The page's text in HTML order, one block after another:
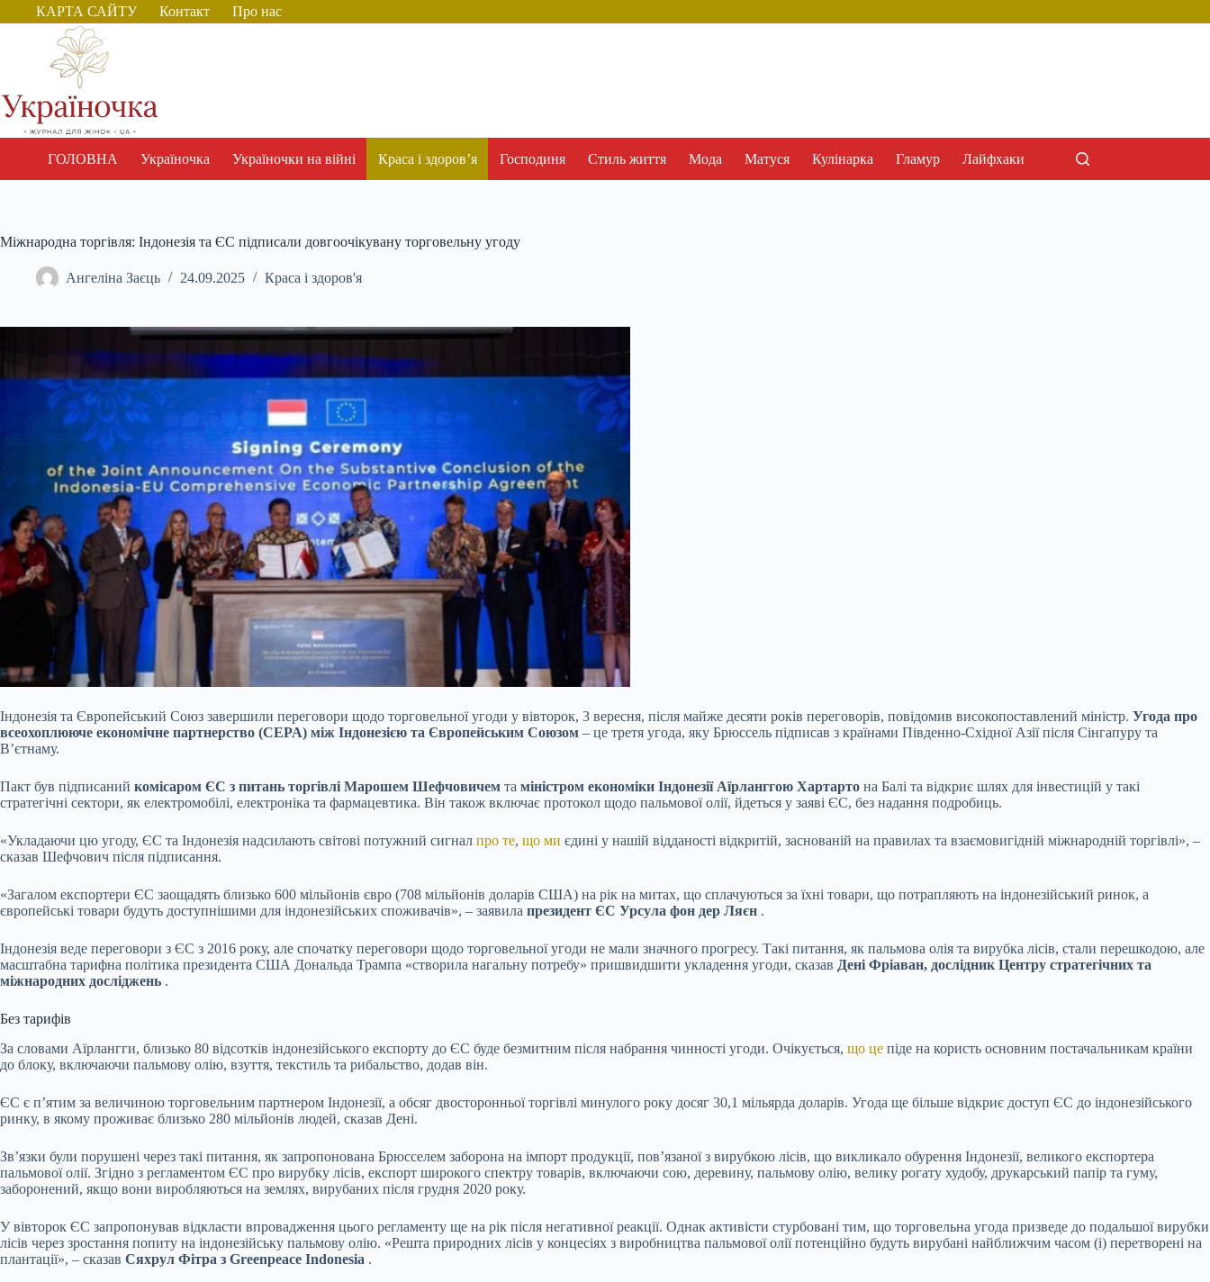
Перейти
до
КАРТА САЙТУ Контакт Про нас
ГОЛОВНА Україночка Україночки на війні Краса і здоров’я Господиня Стиль життя Мода Матуся Кулінарка Гламур Лайфхаки
Міжнародна торгівля: Індонезія та ЄС підписали довгоочікувану торговельну угоду
Ангеліна Заєць 24.09.2025 Краса і здоров'я
Індонезія та Європейський Союз завершили переговори щодо торговельної угоди у вівторок, 3 вересня, після майже десяти років переговорів, повідомив високопоставлений міністр. Угода про
всеохоплююче економічне партнерство (CEPA) між Індонезією та Європейським Союзом – це третя угода, яку Брюссель підписав з країнами Південно-Східної Азії після Сінгапуру та
В’єтнаму.
Пакт був підписаний комісаром ЄС з питань торгівлі Марошем Шефчовичем та міністром економіки Індонезії Аїрланггою Хартарто на Балі та відкриє шлях для інвестицій у такі
стратегічні сектори, як електромобілі, електроніка та фармацевтика. Він також включає протокол щодо пальмової олії, йдеться у заяві ЄС, без надання подробиць.
«Укладаючи цю угоду, ЄС та Індонезія надсилають світові потужний сигнал про те, що ми єдині у нашій відданості відкритій, заснованій на правилах та взаємовигідній міжнародній торгівлі», –
сказав Шефчович після підписання.
«Загалом експортери ЄС заощадять близько 600 мільйонів євро (708 мільйонів доларів США) на рік на митах, що сплачуються за їхні товари, що потрапляють на індонезійський ринок, а
європейські товари будуть доступнішими для індонезійських споживачів», – заявила президент ЄС Урсула фон дер Ляєн .
Індонезія веде переговори з ЄС з 2016 року, але спочатку переговори щодо торговельної угоди не мали значного прогресу. Такі питання, як пальмова олія та вирубка лісів, стали перешкодою, але
масштабна тарифна політика президента США Дональда Трампа «створила нагальну потребу» пришвидшити укладення угоди, сказав Дені Фріаван, дослідник Центру стратегічних та
міжнародних досліджень .
Без тарифів
За словами Аїрлангги, близько 80 відсотків індонезійського експорту до ЄС буде безмитним після набрання чинності угоди. Очікується, що це піде на користь основним постачальникам країни
до блоку, включаючи пальмову олію, взуття, текстиль та рибальство, додав він.
ЄС є п’ятим за величиною торговельним партнером Індонезії, а обсяг двосторонньої торгівлі минулого року досяг 30,1 мільярда доларів. Угода ще більше відкриє доступ ЄС до індонезійського
ринку, в якому проживає близько 280 мільйонів людей, сказав Дені.
Зв’язки були порушені через такі питання, як запропонована Брюсселем заборона на імпорт продукції, пов’язаної з вирубкою лісів, що викликало обурення Індонезії, великого експортера
пальмової олії. Згідно з регламентом ЄС про вирубку лісів, експорт широкого спектру товарів, включаючи сою, деревину, пальмову олію, велику рогату худобу, друкарський папір та гуму,
заборонений, якщо вони виробляються на землях, вирубаних після грудня 2020 року.
У вівторок ЄС запропонував відкласти впровадження цього регламенту ще на рік після негативної реакції. Однак активісти стурбовані тим, що торговельна угода призведе до подальшої вирубки
лісів через зростання попиту на індонезійську пальмову олію. «Решта природних лісів у концесіях з виробництва пальмової олії потенційно будуть вирубані найближчим часом (і) перетворені на
плантації», – сказав Сяхрул Фітра з Greenpeace Indonesia .